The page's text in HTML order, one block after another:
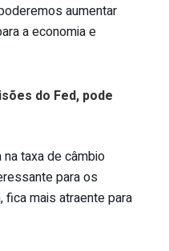
aumentar
a economia e
do Fed, pode
taxa de câmbio
para os
mais atraente para